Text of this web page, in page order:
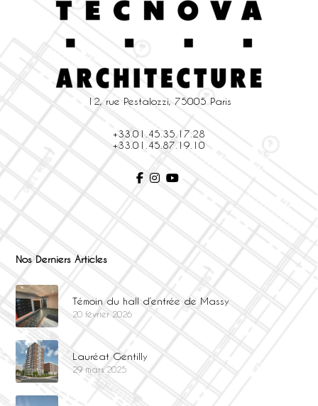
12, rue Pestalozzi, 75005 Paris
+33.01.45.35.17.28
+33.01.45.87.19.10
Nos Derniers Articles
Témoin du hall d’entrée de Massy
20 février 2026
Lauréat Gentilly
29 mars 2025